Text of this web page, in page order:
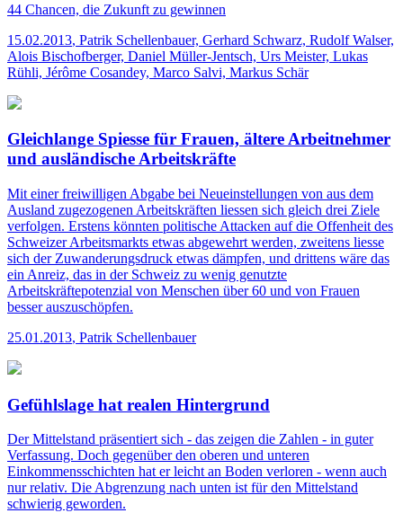
44 Chancen, die Zukunft zu gewinnen
15.02.2013, Patrik Schellenbauer, Gerhard Schwarz, Rudolf Walser,
Alois Bischofberger, Daniel Müller-Jentsch, Urs Meister, Lukas
Rühli, Jérôme Cosandey, Marco Salvi, Markus Schär
Gleichlange Spiesse für Frauen, ältere Arbeitnehmer
und ausländische Arbeitskräfte
Mit einer freiwilligen Abgabe bei Neueinstellungen von aus dem
Ausland zugezogenen Arbeitskräften liessen sich gleich drei Ziele
verfolgen. Erstens könnten politische Attacken auf die Offenheit des
Schweizer Arbeitsmarkts etwas abgewehrt werden, zweitens liesse
sich der Zuwanderungsdruck etwas dämpfen, und drittens wäre das
ein Anreiz, das in der Schweiz zu wenig genutzte
Arbeitskräftepotenzial von Menschen über 60 und von Frauen
besser auszuschöpfen.
25.01.2013, Patrik Schellenbauer
Gefühlslage hat realen Hintergrund
Der Mittelstand präsentiert sich - das zeigen die Zahlen - in guter
Verfassung. Doch gegenüber den oberen und unteren
Einkommensschichten hat er leicht an Boden verloren - wenn auch
nur relativ. Die Abgrenzung nach unten ist für den Mittelstand
schwierig geworden.